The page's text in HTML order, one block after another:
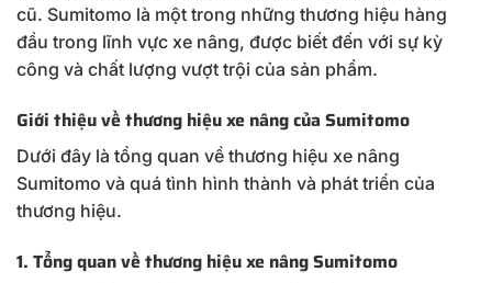
cũ. Sumitomo là một trong những thương hiệu hàng
đầu trong lĩnh vực xe nâng, được biết đến với sự kỳ
công và chất lượng vượt trội của sản phẩm.
Giới thiệu về thương hiệu xe nâng của Sumitomo
Dưới đây là tổng quan về thương hiệu xe nâng
Sumitomo và quá tình hình thành và phát triển của
thương hiệu.
1. Tổng quan về thương hiệu xe nâng Sumitomo